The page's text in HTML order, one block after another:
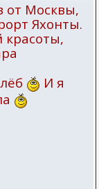
от Москвы,
Яхонты.
красоты,
И я